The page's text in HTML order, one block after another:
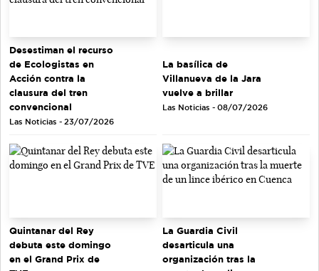
Desestiman el recurso
de Ecologistas en
Acción contra la
clausura del tren
convencional
Las Noticias - 23/07/2026
La basílica de
Villanueva de la Jara
vuelve a brillar
Las Noticias - 08/07/2026
Quintanar del Rey
debuta este domingo
en el Grand Prix de
La Guardia Civil
desarticula una
organización tras la